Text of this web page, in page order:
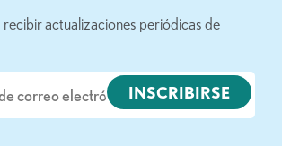
recibir actualizaciones periódicas de